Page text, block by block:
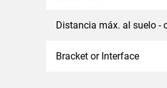
Distancia máx. al suelo -
Bracket or Interface